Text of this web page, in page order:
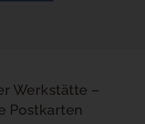
Werkstätte –
Postkarten